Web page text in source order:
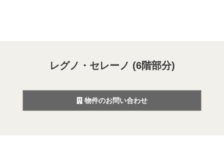
レグノ・セレーノ (6階部分)
物件のお問い合わせ